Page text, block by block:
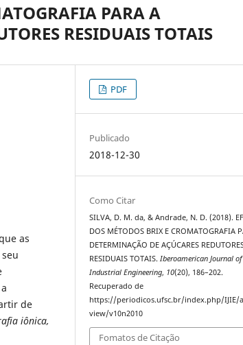
PARA A
RESIDUAIS TOTAIS
as
de
iônica,
PDF
Publicado
2018-12-30
Como Citar
SILVA, D. M. da, & Andrade, N. D. (2018).
DOS MÉTODOS BRIX E CROMATOGRAFIA
DETERMINAÇÃO DE AÇÚCARES
RESIDUAIS TOTAIS.Iberoamerican Journal of
Industrial Engineering, 10(20), 186–202.
Recuperado de
https://periodicos.ufsc.br/index.php/IJIE/
view/v10n2010
Fomatos de Citação